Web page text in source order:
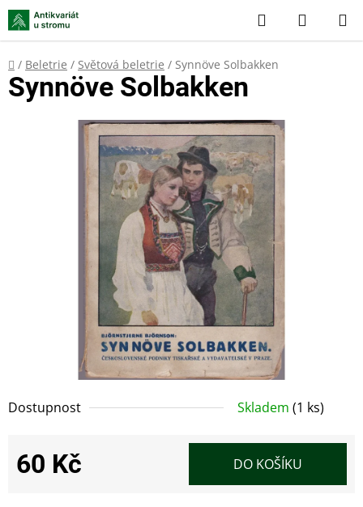
Přejít
na
obsah
Hledat
KOŠÍK
Domů
/ Beletrie / Světová beletrie / Synnöve Solbakken
Dostupnost Skladem (1 ks)
60 Kč DO KOŠÍKU
Synnöve Solbakken